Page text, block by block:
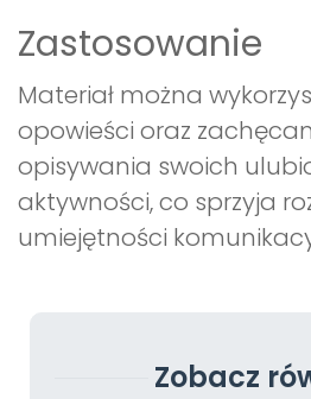
Zastosowanie
Materiał można
opowieści oraz
opisywania swoich
aktywności, co sprzyja
umiejętności
Zobacz